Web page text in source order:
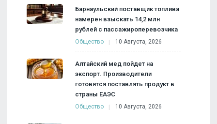
Барнаульский поставщик топлива
намерен взыскать 14,2 млн
рублей с пассажироперевозчика
Общество 10 Августа, 2026
Алтайский мед пойдет на
экспорт. Производители
готовятся поставлять продукт в
страны ЕАЭС
Общество 10 Августа, 2026